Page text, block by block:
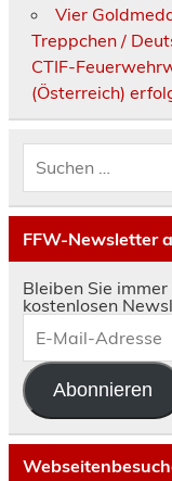
Vier
Treppchen /
CTIF-
(Österreich)
FFW-Newsletter
Bleiben Sie
kostenlosen
E-
Mail-
Adresse
Abonnieren